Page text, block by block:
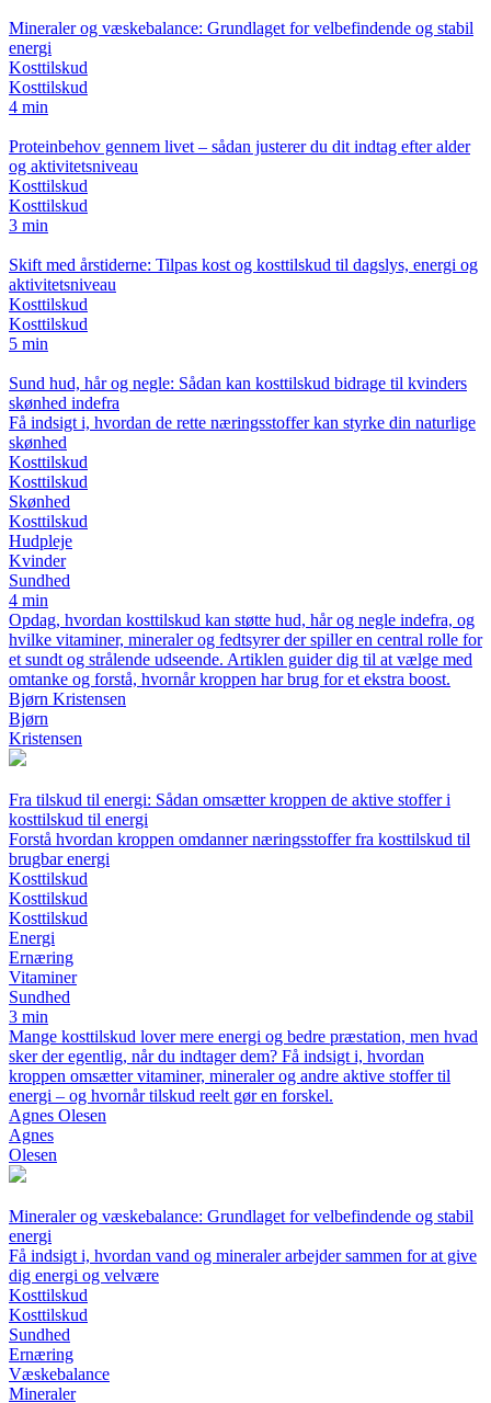
Mineraler og væskebalance: Grundlaget for velbefindende og stabil
energi
Kosttilskud
Kosttilskud
4 min
Proteinbehov gennem livet – sådan justerer du dit indtag efter alder
og aktivitetsniveau
Kosttilskud
Kosttilskud
3 min
Skift med årstiderne: Tilpas kost og kosttilskud til dagslys, energi og
aktivitetsniveau
Kosttilskud
Kosttilskud
5 min
Sund hud, hår og negle: Sådan kan kosttilskud bidrage til kvinders
skønhed indefra
Få indsigt i, hvordan de rette næringsstoffer kan styrke din naturlige
skønhed
Kosttilskud
Kosttilskud
Skønhed
Kosttilskud
Hudpleje
Kvinder
Sundhed
4 min
Opdag, hvordan kosttilskud kan støtte hud, hår og negle indefra, og
hvilke vitaminer, mineraler og fedtsyrer der spiller en central rolle for
et sundt og strålende udseende. Artiklen guider dig til at vælge med
omtanke og forstå, hvornår kroppen har brug for et ekstra boost.
Bjørn Kristensen
Bjørn
Kristensen
Fra tilskud til energi: Sådan omsætter kroppen de aktive stoffer i
kosttilskud til energi
Forstå hvordan kroppen omdanner næringsstoffer fra kosttilskud til
brugbar energi
Kosttilskud
Kosttilskud
Kosttilskud
Energi
Ernæring
Vitaminer
Sundhed
3 min
Mange kosttilskud lover mere energi og bedre præstation, men hvad
sker der egentlig, når du indtager dem? Få indsigt i, hvordan
kroppen omsætter vitaminer, mineraler og andre aktive stoffer til
energi – og hvornår tilskud reelt gør en forskel.
Agnes Olesen
Agnes
Olesen
Mineraler og væskebalance: Grundlaget for velbefindende og stabil
energi
Få indsigt i, hvordan vand og mineraler arbejder sammen for at give
dig energi og velvære
Kosttilskud
Kosttilskud
Sundhed
Ernæring
Væskebalance
Mineraler